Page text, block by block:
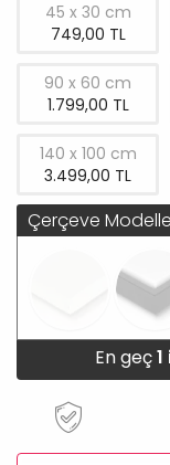
45 x 30 cm
749,00 TL
90 x 60 cm
1.799,00 TL
140 x 100 cm
3.499,00 TL
Çerçeve
En geç